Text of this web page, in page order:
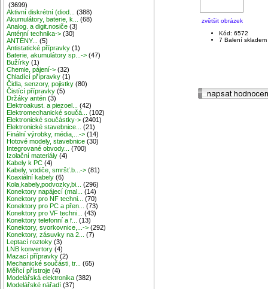
(3699)
Aktivní diskrétní (diod...
(388)
Akumulátory, baterie, k...
(68)
Analog. a digit.nosiče (3)
Anténní technika-> (30)
ANTÉNY...
(5)
Antistatické přípravky (1)
Baterie, akumulátory sp...-> (47)
Bužírky (1)
Chemie, pájení-> (32)
Chladící přípravky (1)
Čidla, senzory, pojistky (80)
Čistící přípravky (5)
Držáky antén (3)
Elektroakust. a piezoel...
(42)
Elektromechanické součá...
(102)
Elektronické součástky-> (2401)
Elektronické stavebnice...
(21)
Finální výrobky, média,...-> (14)
Hotové modely, stavebnice (30)
Integrované obvody...
(700)
Izolační materiály (4)
Kabely k PC (4)
Kabely, vodiče, smršť.b...-> (81)
Koaxiální kabely (6)
Kola,kabely,podvozky,bi...
(296)
Konektory napájecí (mal...
(14)
Konektory pro NF techni...
(70)
Konektory pro PC a přen...
(73)
Konektory pro VF techni...
(43)
Konektory telefonní a f...
(13)
Konektory, svorkovnice,...-> (292)
Konektory, zásuvky na 2...
(7)
Leptací roztoky (3)
LNB konvertory (4)
Mazací přípravky (2)
Mechanické součásti, tr...
(65)
Měřicí přístroje (4)
Modelářská elektronika (382)
Modelářské nářadí (37)
zvětšit obrázek
Kód: 6572
7 Balení skladem